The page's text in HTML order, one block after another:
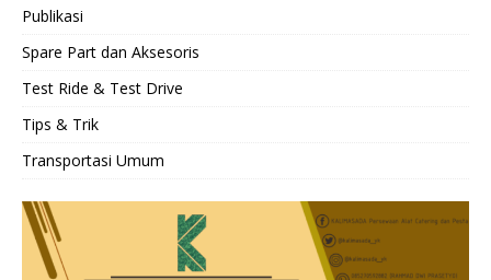
Publikasi
Spare Part dan Aksesoris
Test Ride & Test Drive
Tips & Trik
Transportasi Umum